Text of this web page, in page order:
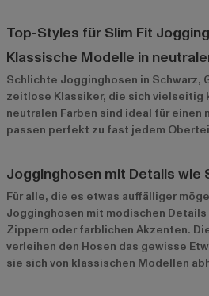
Top-Styles für Slim Fit
Klassische Modelle in
Schlichte Jogginghosen in Schwarz,
zeitlose Klassiker, die sich vielseitig
neutralen Farben sind ideal für einen
passen perfekt zu fast jedem
Jogginghosen mit Details wie
Für alle, die es etwas auffälliger
Jogginghosen mit modischen
Zippern oder farblichen Akzenten.
verleihen den Hosen das gewisse
sie sich von klassischen Modellen